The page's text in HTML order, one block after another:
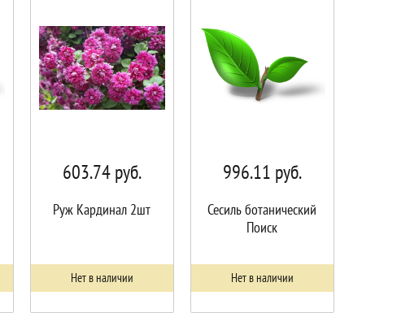
603.74руб.
Руж Кардинал 2шт
Нет в наличии
996.11 руб.
Сесиль ботанический
Поиск
Нет в наличии